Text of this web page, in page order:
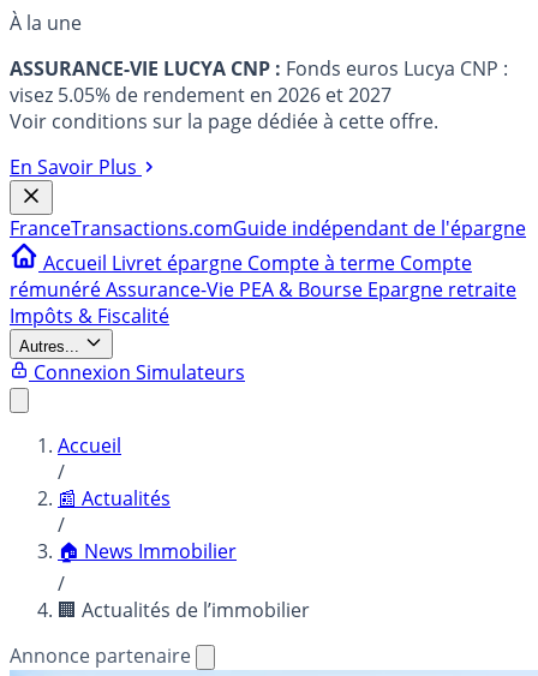
À la une
ASSURANCE-VIE LUCYA CNP : Fonds euros Lucya CNP :
visez 5.05% de rendement en 2026 et 2027
Voir conditions sur la page dédiée à cette offre.
En Savoir Plus
FranceTransactions.comGuide indépendant de l'épargne
Accueil Livret épargne Compte à terme Compte
rémunéréAssurance-Vie PEA & Bourse Epargne retraite
Impôts & Fiscalité
Autres...
Connexion Simulateurs
Accueil
/
📰 Actualités
/
🏠 News Immobilier
/
🏢 Actualités de l’immobilier
Annonce partenaire